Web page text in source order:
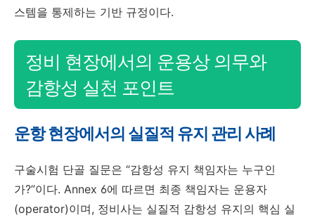
스템을 통제하는 기반 규정이다.
정비 현장에서의 운용상 의무와
감항성 실천 포인트
운항 현장에서의 실질적 유지 관리 사례
구술시험 단골 질문은 “감항성 유지 책임자는 누구인
가?”이다. Annex 6에 따르면 최종 책임자는 운용자
(operator)이며, 정비사는 실질적 감항성 유지의 핵심 실